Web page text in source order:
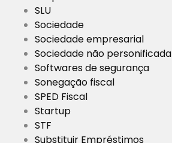
SLU
Sociedade
Sociedade empresarial
Sociedade não personificada
Softwares de segurança
Sonegação fiscal
SPED Fiscal
Startup
STF
Substituir Empréstimos